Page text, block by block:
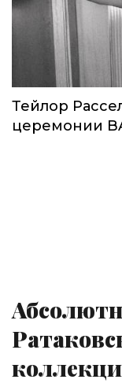
Тейлор
церемонии